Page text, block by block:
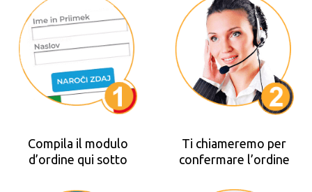
Compila il modulo
d’ordine qui sotto
Ti chiameremo per
confermare l’ordine